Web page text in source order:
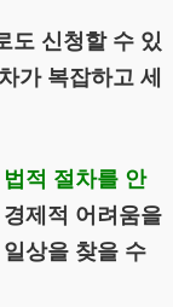
도 신청할 수 있
가 복잡하고 세
적 절차를 안
제적 어려움을
상을 찾을 수